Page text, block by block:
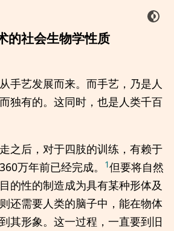
的社会生物学性质
手艺发展而来。而手艺，乃是人
独有的。这同时，也是人类千百
之后，对于四肢的训练，有赖于
万年前已经完成。
1但要将自然
的性的制造成为具有某种形体及
还需要人类的脑子中，能在物体
其形象。这一过程，一直要到旧